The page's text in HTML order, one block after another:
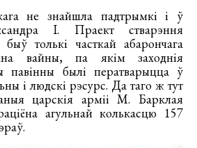
не знайшла падтрымкі і ў
I. Праект стварэння
толькі часткай абарончага
вайны, па якім заходнія
павінны былі ператварыцца ў
і людскі рэсурс. Да таго ж тут
царскія арміі М. Барклая
агульнай колькасцю 157